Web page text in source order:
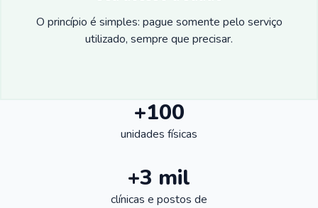
O princípio é simples: pague somente pelo serviço
utilizado, sempre que precisar.
+100
unidades físicas
+3 mil
clínicas e postos de